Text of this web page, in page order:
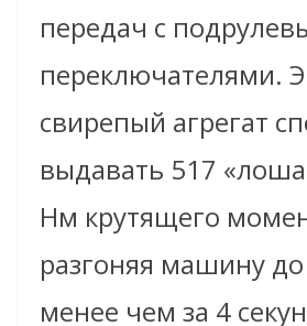
передач с
переключателями.
свирепый агрегат
выдавать 517
Нм крутящего
разгоняя машину
менее чем за 4